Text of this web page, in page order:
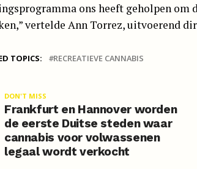
ons heeft geholpen
vertelde Ann Torrez, uitvoerend
TOPICS: RECREATIEVE CANNABIS
DON'T MISS
Frankfurt en Hannover worden
de eerste Duitse steden waar
cannabis voor volwassenen
legaal wordt verkocht